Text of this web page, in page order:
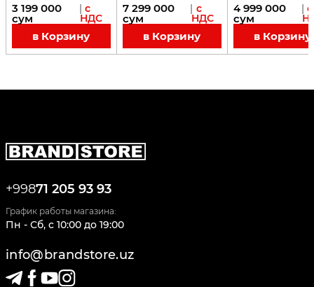
3 199 000
сум
| с
НДС
в Корзину
7 299 000
сум
| с
НДС
в Корзину
4 999 000
сум
| с
в Корзину
+99871 205 93 93
График работы магазина:
Пн - Сб, c 10:00 до 19:00
info@brandstore.uz